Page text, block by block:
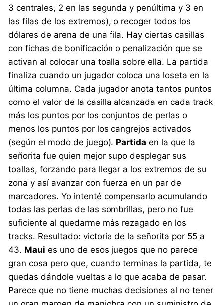
3 centrales, 2 en las segunda y penúltima y 3 en
las filas de los extremos), o recoger todos los
dólares de arena de una fila. Hay ciertas casillas
con fichas de bonificación o penalización que se
activan al colocar una toalla sobre ella. La partida
finaliza cuando un jugador coloca una loseta en la
última columna. Cada jugador anota tantos puntos
como el valor de la casilla alcanzada en cada track
más los puntos por los conjuntos de perlas o
menos los puntos por los cangrejos activados
(según el modo de juego). Partida en la que la
señorita fue quien mejor supo desplegar sus
toallas, forzando para llegar a los extremos de su
zona y así avanzar con fuerza en un par de
marcadores. Yo intenté compensarlo acumulando
todas las perlas de las sombrillas, pero no fue
suficiente al quedarme más rezagado en los
tracks. Resultado: victoria de la señorita por 55 a
43. Maui es uno de esos juegos que no parece
gran cosa pero que, cuando terminas la partida, te
quedas dándole vueltas a lo que acaba de pasar.
Parece que no tiene muchas decisiones al no tener